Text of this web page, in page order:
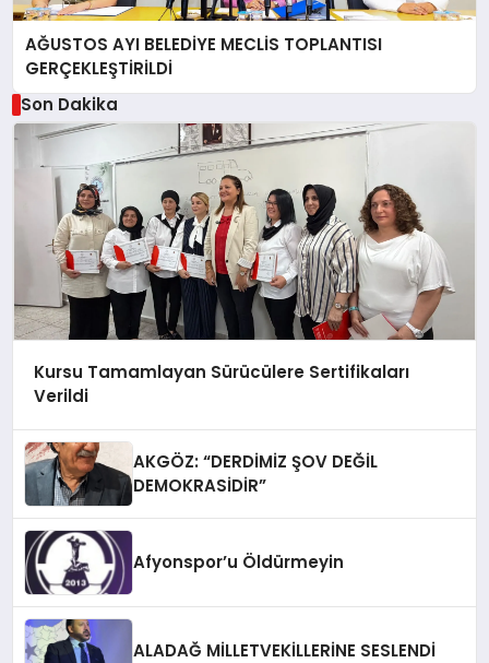
AĞUSTOS AYI BELEDİYE MECLİS TOPLANTISI
GERÇEKLEŞTİRİLDİ
Son Dakika
Kursu Tamamlayan Sürücülere Sertifikaları
Verildi
AKGÖZ: “DERDİMİZ ŞOV DEĞİL
DEMOKRASİDİR”
Afyonspor’u Öldürmeyin
ALADAĞ MİLLETVEKİLLERİNE SESLENDİ